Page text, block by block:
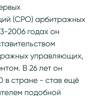
(СРО) арбитражных
2006 годах он
управляющих,
В 26 лет он
в стране - став ещё
подобной